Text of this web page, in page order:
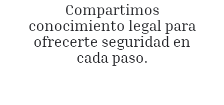
Compartimos
conocimiento legal para
ofrecerte seguridad en
cada paso.